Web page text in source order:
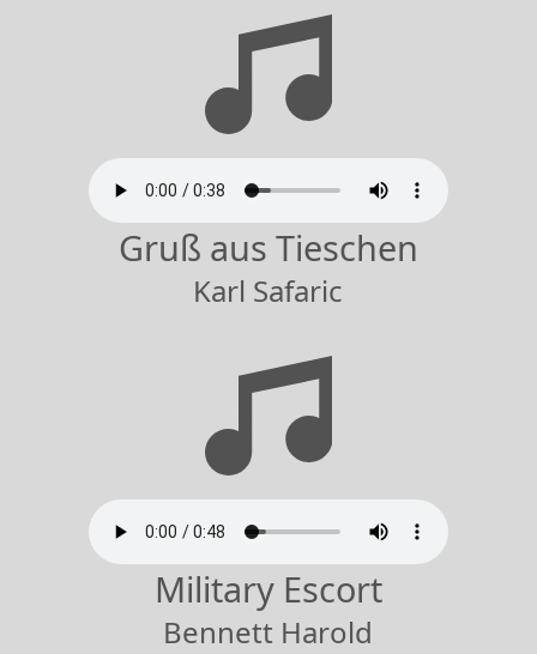
Gruß aus Tieschen
Karl Safaric
Military Escort
Bennett Harold